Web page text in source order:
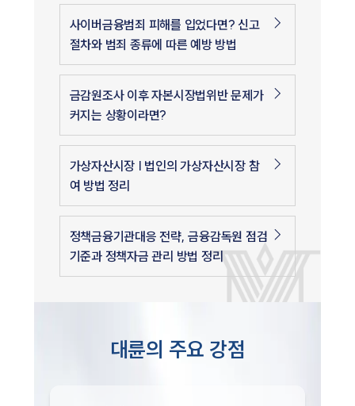
사이버금융범죄 피해를 입었다면? 신고
절차와 범죄 종류에 따른 예방 방법
금감원조사 이후 자본시장법위반 문제가
커지는 상황이라면?
가상자산시장 | 법인의 가상자산시장 참
여 방법 정리
정책금융기관대응 전략, 금융감독원 점검
기준과 정책자금 관리 방법 정리
대륜의 주요 강점